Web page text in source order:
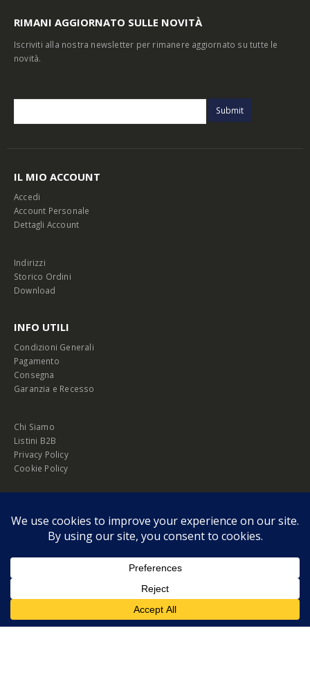
RIMANI AGGIORNATO SULLE NOVITÀ
Iscriviti alla nostra newsletter per rimanere aggiornato su tutte le
novità.
IL MIO ACCOUNT
Accedi
Account Personale
Dettagli Account
Indirizzi
Storico Ordini
Download
INFO UTILI
Condizioni Generali
Pagamento
Consegna
Garanzia e Recesso
Chi Siamo
Listini B2B
Privacy Policy
Cookie Policy
© Copyright 2026 Melopero S.r.l. | Headquarter: Viale Manzoni, 26 - 00185
|Cookie Policy